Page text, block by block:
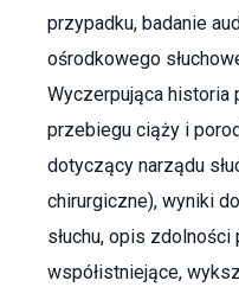
przypadku, badanie
ośrodkowego
Wyczerpująca historia
przebiegu ciąży i
dotyczący narządu
chirurgiczne), wyniki
słuchu, opis
współistniejące,